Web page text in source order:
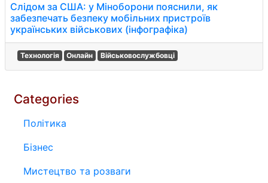
Слідом за США: у Міноборони пояснили, як
забезпечать безпеку мобільних пристроїв
українських військових (інфографіка)
Технологія Онлайн Військовослужбовці
Categories
Політика
Бізнес
Мистецтво та розваги